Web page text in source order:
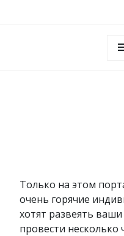
Только на этом
очень горячие
хотят развеять
провести несколько